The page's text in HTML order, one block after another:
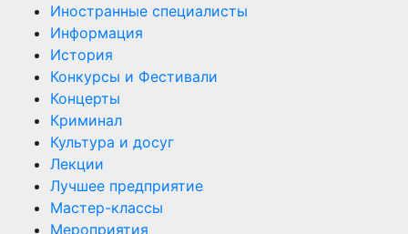
Иностранные специалисты
Информация
История
Конкурсы и Фестивали
Концерты
Криминал
Культура и досуг
Лекции
Лучшее предприятие
Мастер-классы
Мероприятия